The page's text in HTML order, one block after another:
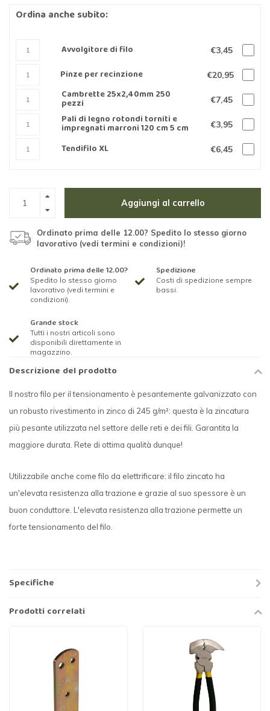
Ordina anche subito:
Avvolgitore di filo €3,45
Pinze per recinzione €20,95
Cambrette 25x2,40mm 250
pezzi €7,45
Pali di legno rotondi torniti e
impregnati marroni 120 cm 5 cm €3,95
Tendifilo XL €6,45
Aggiungi al carrello
Ordinato prima delle 12.00? Spedito lo stesso giorno
lavorativo (vedi termini e condizioni)!
Ordinato prima delle 12.00?
Spedito lo stesso giorno
lavorativo (vedi termini e
condizioni).
Spedizione
Costi di spedizione sempre
bassi.
Grande stock
Tutti i nostri articoli sono
disponibili direttamente in
magazzino.
Descrizione del prodotto
Il nostro filo per il tensionamento è pesantemente galvanizzato con
un robusto rivestimento in zinco di 245 g/m²: questa è la zincatura
più pesante utilizzata nel settore delle reti e dei fili. Garantita la
maggiore durata. Rete di ottima qualità dunque!
Utilizzabile anche come filo da elettrificare: il filo zincato ha
un'elevata resistenza alla trazione e grazie al suo spessore è un
buon conduttore. L'elevata resistenza alla trazione permette un
forte tensionamento del filo.
Specifiche
Prodotti correlati